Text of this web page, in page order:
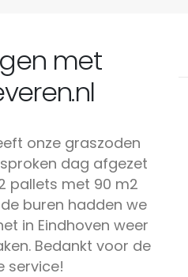
met
onze graszoden
dag afgezet
pallets met 90 m2
buren hadden we
in Eindhoven weer
Bedankt voor de
service!